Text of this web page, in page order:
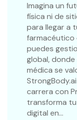
Imagina un
física ni de
para llegar a
farmacéutico
puedes
global,
médica se
carrera con
transforma
digital en...